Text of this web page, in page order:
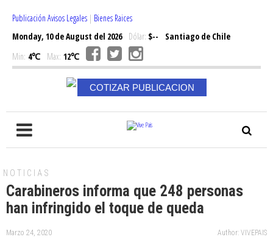
Publicación Avisos Legales | Bienes Raices
Monday, 10 de August del 2026Dólar: $--
Santiago de Chile
Min: 4℃ Max: 12℃
COTIZAR PUBLICACION
NOTICIAS
Carabineros informa que 248 personas
han infringido el toque de queda
Marzo 24, 2020 Author: VIVEPAIS